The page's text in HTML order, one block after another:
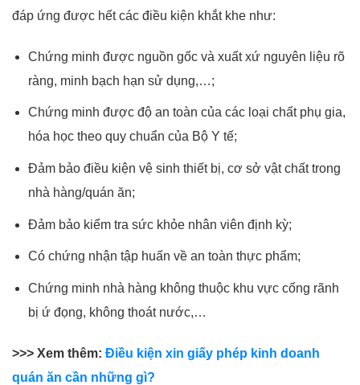
đáp ứng được hết các điều kiện khắt khe như:
Chứng minh được nguồn gốc và xuất xứ nguyên liệu rõ
ràng, minh bạch hạn sử dụng,…;
Chứng minh được độ an toàn của các loại chất phụ gia,
hóa học theo quy chuẩn của Bộ Y tế;
Đảm bảo điều kiện vệ sinh thiết bị, cơ sở vật chất trong
nhà hàng/quán ăn;
Đảm bảo kiểm tra sức khỏe nhân viên định kỳ;
Có chứng nhận tập huấn về an toàn thực phẩm;
Chứng minh nhà hàng không thuộc khu vực cống rãnh
bị ứ đọng, không thoát nước,…
>>> Xem thêm: Điều kiện xin giấy phép kinh doanh
quán ăn cần những gì?